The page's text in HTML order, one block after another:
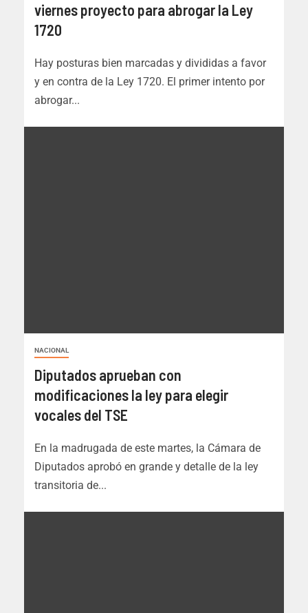
viernes proyecto para abrogar la Ley
1720
Hay posturas bien marcadas y divididas a favor
y en contra de la Ley 1720. El primer intento por
abrogar...
NACIONAL
Diputados aprueban con
modificaciones la ley para elegir
vocales del TSE
En la madrugada de este martes, la Cámara de
Diputados aprobó en grande y detalle de la ley
transitoria de...